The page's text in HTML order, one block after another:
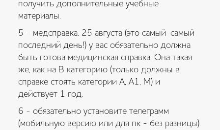
получить дополнительные учебные
материалы.
5 - медсправка. 25 августа (это самый-самый
последний день!) у вас обязательно должна
быть готова медицинская справка. Она такая
же, как на В категорию (только должны в
справке стоять категории А, А1, М) и
действует 1 год.
6 - обязательно установите телеграмм
(мобильную версию или для пк - без разницы).